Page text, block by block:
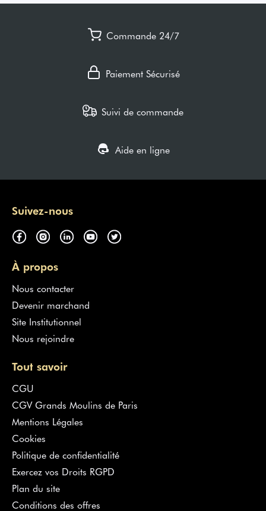
Commande 24/7
Paiement Sécurisé
Suivi de commande
Aide en ligne
Suivez-nous
À propos
Nous contacter
Devenir marchand
Site Institutionnel
Nous rejoindre
Tout savoir
CGU
CGV Grands Moulins de Paris
Mentions Légales
Cookies
Politique de confidentialité
Exercez vos Droits RGPD
Plan du site
Conditions des offres